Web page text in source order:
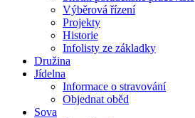
Výběrová řízení
Projekty
Historie
Infolisty ze základky
Družina
Jídelna
Informace o stravování
Objednat oběd
Sova